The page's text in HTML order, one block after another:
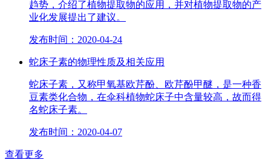
趋势，介绍了植物提取物的应用，并对植物提取物的产
业化发展提出了建议。
发布时间：2020-04-24
蛇床子素的物理性质及相关应用
蛇床子素，又称甲氧基欧芹酚、欧芹酚甲醚，是一种香
豆素类化合物，在伞科植物蛇床子中含量较高，故而得
名蛇床子素。
发布时间：2020-04-07
查看更多